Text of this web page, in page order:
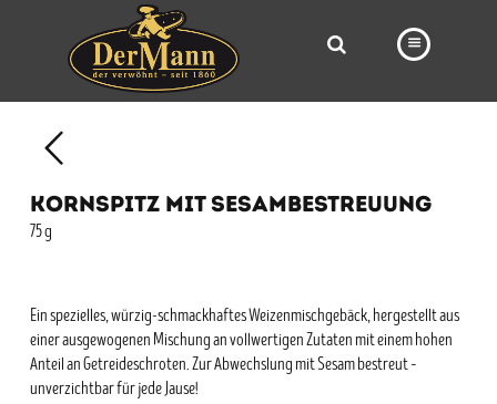
BÄCKEREI
VORBESTELLUNG
NEWS
KORNSPITZ MIT SESAMBESTREUUNG
75 g
Ein spezielles, würzig-schmackhaftes Weizenmischgebäck, hergestellt aus
einer ausgewogenen Mischung an vollwertigen Zutaten mit einem hohen
Anteil an Getreideschroten. Zur Abwechslung mit Sesam bestreut –
unverzichtbar für jede Jause!